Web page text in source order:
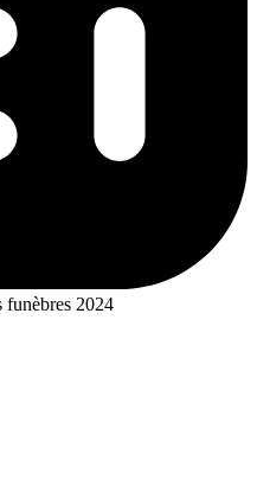
funèbres 2024